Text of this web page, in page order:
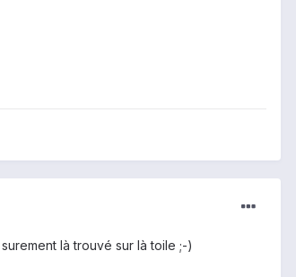
là trouvé sur là toile ;-)